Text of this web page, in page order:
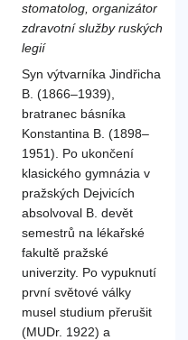
stomatolog, organizátor
zdravotní služby ruských
legií
Syn výtvarníka Jindřicha
B. (1866–1939),
bratranec básníka
Konstantina B. (1898–
1951). Po ukončení
klasického gymnázia v
pražských Dejvicích
absolvoval B. devět
semestrů na lékařské
fakultě pražské
univerzity. Po vypuknutí
první světové války
musel studium přerušit
(MUDr. 1922) a